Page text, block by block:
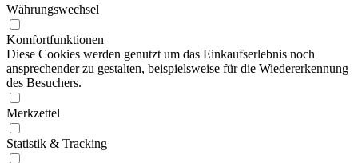
Währungswechsel
Komfortfunktionen
Diese Cookies werden genutzt um das Einkaufserlebnis noch
ansprechender zu gestalten, beispielsweise für die Wiedererkennung
des Besuchers.
Merkzettel
Statistik & Tracking